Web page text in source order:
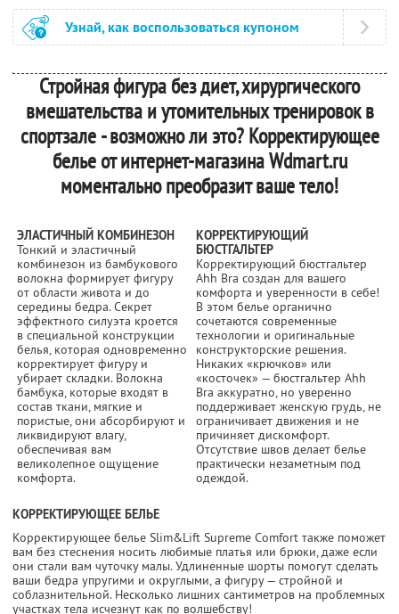
Узнай, как воспользоваться купоном
Стройная фигура без диет, хирургического
вмешательства и утомительных тренировок в
спортзале - возможно ли это? Корректирующее
белье от интернет-магазина Wdmart.ru
моментально преобразит ваше тело!
ЭЛАСТИЧНЫЙ КОМБИНЕЗОН
Тонкий и эластичный
комбинезон из бамбукового
волокна формирует фигуру
от области живота и до
середины бедра. Секрет
эффектного силуэта кроется
в специальной конструкции
белья, которая одновременно
корректирует фигуру и
убирает складки. Волокна
бамбука, которые входят в
состав ткани, мягкие и
пористые, они абсорбируют и
ликвидируют влагу,
обеспечивая вам
великолепное ощущение
комфорта.
КОРРЕКТИРУЮЩИЙ
БЮСТГАЛЬТЕР
Корректирующий бюстгальтер
Ahh Bra создан для вашего
комфорта и уверенности в себе!
В этом белье органично
сочетаются современные
технологии и оригинальные
конструкторские решения.
Никаких «крючков» или
«косточек» — бюстгальтер Ahh
Bra аккуратно, но уверенно
поддерживает женскую грудь, не
ограничивает движения и не
причиняет дискомфорт.
Отсутствие швов делает белье
практически незаметным под
одеждой.
КОРРЕКТИРУЮЩЕЕ БЕЛЬЕ
Корректирующее белье Slim&Lift Supreme Comfort также поможет
вам без стеснения носить любимые платья или брюки, даже если
они стали вам чуточку малы. Удлиненные шорты помогут сделать
ваши бедра упругими и округлыми, а фигуру — стройной и
соблазнительной. Несколько лишних сантиметров на проблемных
участках тела исчезнут как по волшебству!